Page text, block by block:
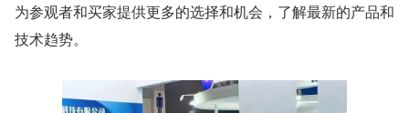
为参观者和买家提供更多的选择和机会，了解最新的产品和
技术趋势。